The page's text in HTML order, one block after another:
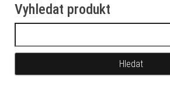
Vyhledat produkt